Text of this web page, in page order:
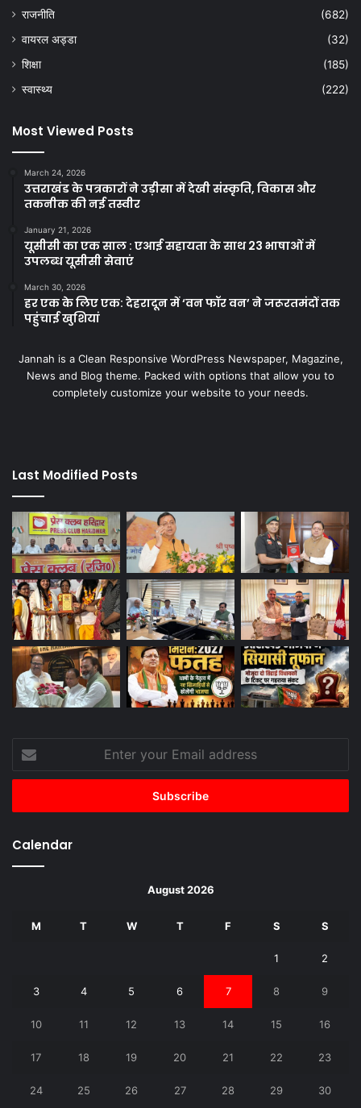
राजनीति
(682)
वायरल अड्डा
(32)
शिक्षा
(185)
स्वास्थ्य
(222)
Most Viewed Posts
March 24, 2026
उत्तराखंड के पत्रकारों ने उड़ीसा में देखी संस्कृति, विकास और
तकनीक की नई तस्वीर
January 21, 2026
यूसीसी का एक साल : एआई सहायता के साथ 23 भाषाओं में
उपलब्ध यूसीसी सेवाएं
March 30, 2026
हर एक के लिए एक: देहरादून में ‘वन फॉर वन’ ने जरूरतमंदों तक
पहुंचाई खुशियां
Jannah is a Clean Responsive WordPress Newspaper, Magazine,
News and Blog theme. Packed with options that allow you to
completely customize your website to your needs.
Last Modified Posts
your
Email
Calendar
August 2026
M T W T F S S
1 2
3 4 5 6 7 8 9
10 11 12 13 14 15 16
17 18 19 20 21 22 23
24 25 26 27 28 29 30